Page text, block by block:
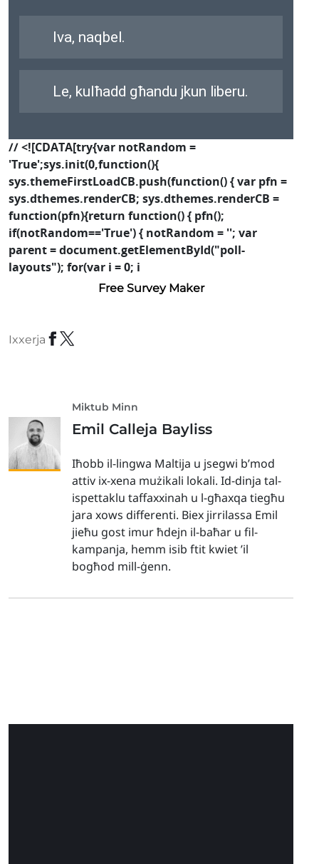
Iva, naqbel.
Le, kulħadd għandu jkun liberu.
// <![CDATA[try{var notRandom =
'True';sys.init(0,function(){
sys.themeFirstLoadCB.push(function() { var pfn =
sys.dthemes.renderCB; sys.dthemes.renderCB =
function(pfn){return function() { pfn();
if(notRandom=='True') { notRandom = ''; var
parent = document.getElementById("poll-
layouts"); for(var i = 0; i
Free Survey Maker
Ixxerja
Miktub Minn
Emil Calleja Bayliss
Iħobb il-lingwa Maltija u jsegwi b’mod
attiv ix-xena mużikali lokali. Id-dinja tal-
ispettaklu taffaxxinah u l-għaxqa tiegħu
jara xows differenti. Biex jirrilassa Emil
jieħu gost imur ħdejn il-baħar u fil-
kampanja, hemm isib ftit kwiet ’il
bogħod mill-ġenn.